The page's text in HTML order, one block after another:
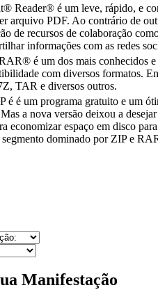
Reader® é um leve, rápido, e
arquivo PDF. Ao contrário de
de recursos de colaboração
informações com as redes
é um dos mais conhecidos e
com diversos formatos.
TAR e diversos outros.
é é um programa gratuito e um
a nova versão deixou a
economizar espaço em disco
segmento dominado por ZIP e
Manifestação